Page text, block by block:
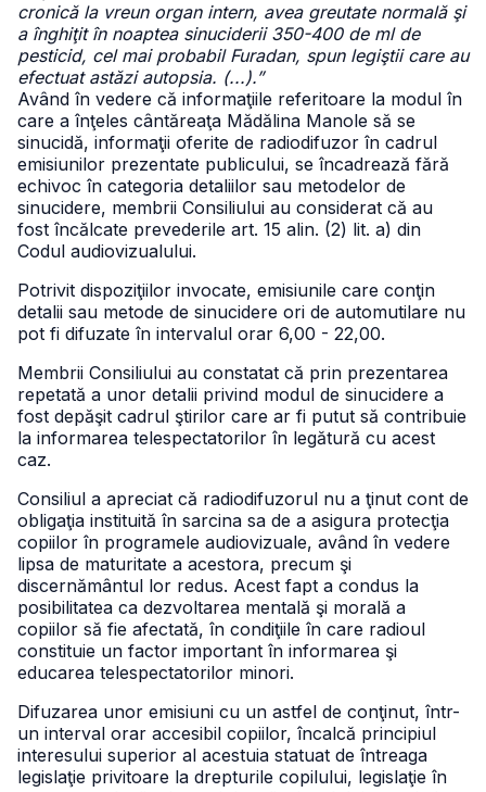
cronică la vreun organ intern, avea greutate normală şi
a înghiţit în noaptea sinuciderii 350-400 de ml de
pesticid, cel mai probabil Furadan, spun legiştii care au
efectuat astăzi autopsia. (...).”
Având în vedere că informaţiile referitoare la modul în
care a înţeles cântăreaţa Mădălina Manole să se
sinucidă, informaţii oferite de radiodifuzor în cadrul
emisiunilor prezentate publicului, se încadrează fără
echivoc în categoria detaliilor sau metodelor de
sinucidere, membrii Consiliului au considerat că au
fost încălcate prevederile art. 15 alin. (2) lit. a) din
Codul audiovizualului.
Potrivit dispoziţiilor invocate, emisiunile care conţin
detalii sau metode de sinucidere ori de automutilare nu
pot fi difuzate în intervalul orar 6,00 - 22,00.
Membrii Consiliului au constatat că prin prezentarea
repetată a unor detalii privind modul de sinucidere a
fost depăşit cadrul ştirilor care ar fi putut să contribuie
la informarea telespectatorilor în legătură cu acest
caz.
Consiliul a apreciat că radiodifuzorul nu a ţinut cont de
obligaţia instituită în sarcina sa de a asigura protecţia
copiilor în programele audiovizuale, având în vedere
lipsa de maturitate a acestora, precum şi
discernământul lor redus. Acest fapt a condus la
posibilitatea ca dezvoltarea mentală şi morală a
copiilor să fie afectată, în condiţiile în care radioul
constituie un factor important în informarea şi
educarea telespectatorilor minori.
Difuzarea unor emisiuni cu un astfel de conţinut, într-
un interval orar accesibil copiilor, încalcă principiul
interesului superior al acestuia statuat de întreaga
legislaţie privitoare la drepturile copilului, legislaţie în